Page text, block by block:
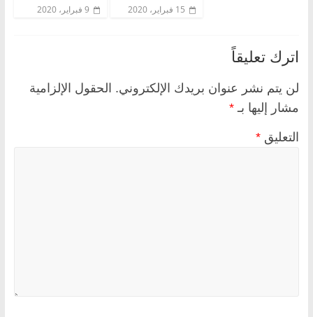
15 فبراير، 2020 9 فبراير، 2020
اترك تعليقاً
لن يتم نشر عنوان بريدك الإلكتروني. الحقول الإلزامية
مشار إليها بـ *
التعليق *